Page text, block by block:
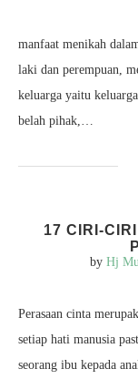
manfaat menikah
laki dan perempuan,
keluarga yaitu
belah pihak,…
17 CIRI-
by Hj
Perasaan cinta
setiap hati manusia
seorang ibu kepada